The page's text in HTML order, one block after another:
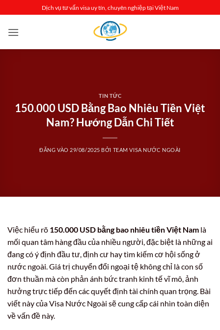
qua
nội
Dịch vụ tư vấn visa uy tín, chuyên nghiệp tại Việt Nam
TIN TỨC
150.000 USD Bằng Bao Nhiêu Tiền Việt
Nam? Hướng Dẫn Chi Tiết
ĐĂNG VÀO 29/08/2025 BỞI TEAM VISA NƯỚC NGOÀI
Việc hiểu rõ 150.000 USD bằng bao nhiêu tiền Việt Nam là
mối quan tâm hàng đầu của nhiều người, đặc biệt là những ai
đang có ý định đầu tư, định cư hay tìm kiếm cơ hội sống ở
nước ngoài. Giá trị chuyển đổi ngoại tệ không chỉ là con số
đơn thuần mà còn phản ánh bức tranh kinh tế vĩ mô, ảnh
hưởng trực tiếp đến các quyết định tài chính quan trọng. Bài
viết này của Visa Nước Ngoài sẽ cung cấp cái nhìn toàn diện
về vấn đề này.